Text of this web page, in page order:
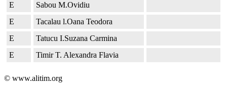
E
Sabou M.Ovidiu
E
Tacalau l.Oana Teodora
E
Tatucu I.Suzana Carmina
E
Timir T. Alexandra Flavia
© www.alitim.org